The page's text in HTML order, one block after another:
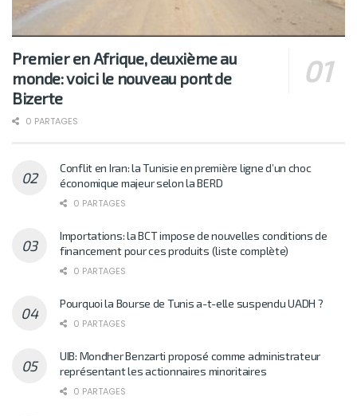
Premier en Afrique, deuxième au
monde: voici le nouveau pont de
Bizerte
0 PARTAGES
Conflit en Iran: la Tunisie en première ligne d’un choc
économique majeur selon la BERD
0 PARTAGES
Importations: la BCT impose de nouvelles conditions de
financement pour ces produits (liste complète)
0 PARTAGES
Pourquoi la Bourse de Tunis a-t-elle suspendu UADH ?
0 PARTAGES
UIB: Mondher Benzarti proposé comme administrateur
représentant les actionnaires minoritaires
0 PARTAGES